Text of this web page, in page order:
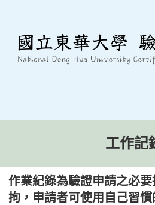
工作記
作業紀錄為驗證申請之必
拘，申請者可使用自己習